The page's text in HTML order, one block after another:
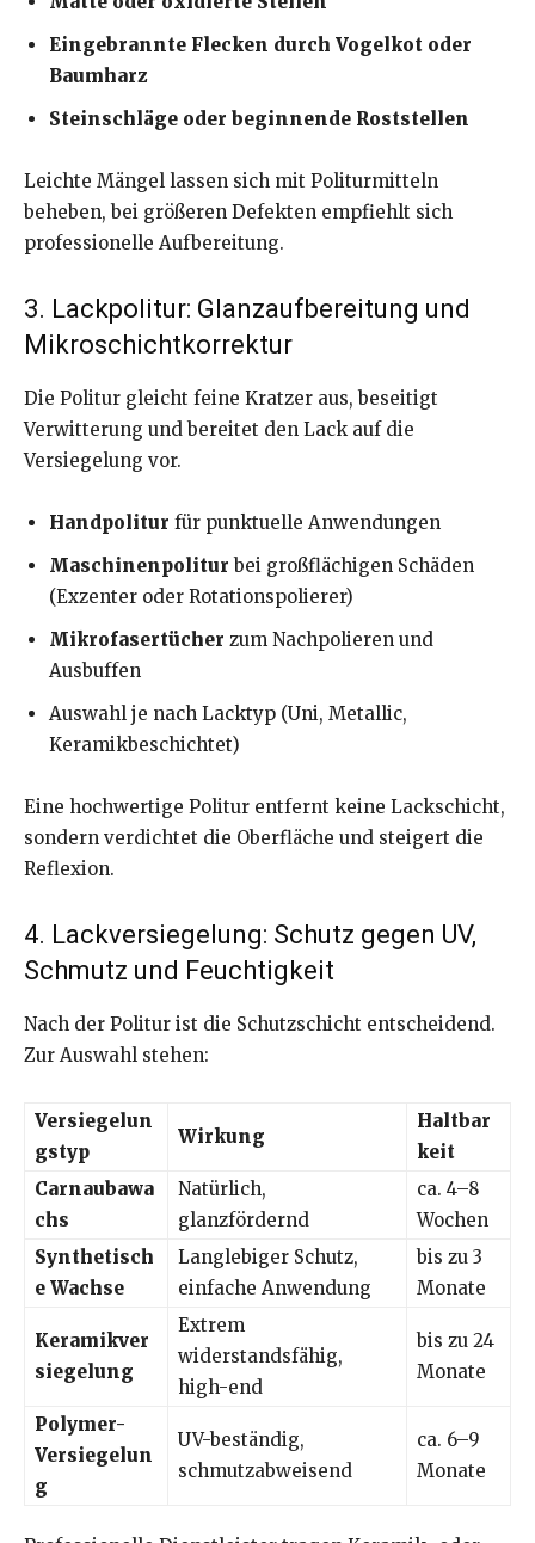
Eingebrannte Flecken durch Vogelkot oder
Baumharz
Steinschläge oder beginnende Roststellen
Leichte Mängel lassen sich mit Politurmitteln
beheben, bei größeren Defekten empfiehlt sich
professionelle Aufbereitung.
3. Lackpolitur: Glanzaufbereitung und
Mikroschichtkorrektur
Die Politur gleicht feine Kratzer aus, beseitigt
Verwitterung und bereitet den Lack auf die
Versiegelung vor.
Handpolitur für punktuelle Anwendungen
Maschinenpolitur bei großflächigen Schäden
(Exzenter oder Rotationspolierer)
Mikrofasertücher zum Nachpolieren und
Ausbuffen
Auswahl je nach Lacktyp (Uni, Metallic,
Keramikbeschichtet)
Eine hochwertige Politur entfernt keine Lackschicht,
sondern verdichtet die Oberfläche und steigert die
Reflexion.
4. Lackversiegelung: Schutz gegen UV,
Schmutz und Feuchtigkeit
Nach der Politur ist die Schutzschicht entscheidend.
Zur Auswahl stehen:
Versiegelun
gstyp
Wirkung
Haltbar
keit
Carnaubawa
chs
Natürlich,
glanzfördernd
ca. 4–8
Wochen
Synthetisch
e Wachse
Langlebiger Schutz,
einfache Anwendung
bis zu 3
Monate
Keramikver
siegelung
Extrem
widerstandsfähig,
high-end
bis zu 24
Monate
Polymer-
Versiegelun
g
UV-beständig,
schmutzabweisend
ca. 6–9
Monate